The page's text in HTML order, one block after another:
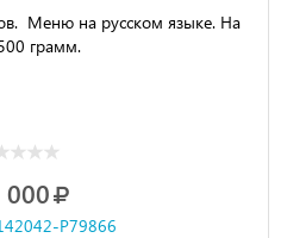
Меню на русском языке. На
грамм.
000
P79866